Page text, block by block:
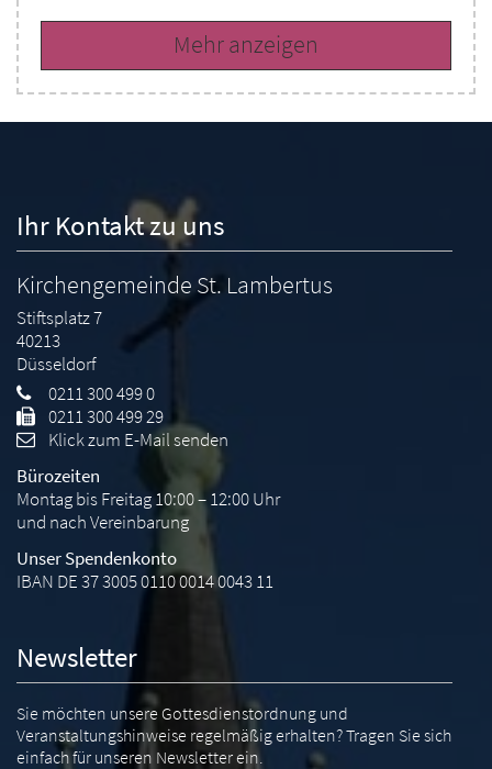
Mehr anzeigen
Ihr Kontakt zu uns
Kirchengemeinde St. Lambertus
Stiftsplatz 7
40213
Düsseldorf
0211 300 499 0
0211 300 499 29
Klick zum E-Mail senden
Bürozeiten
Montag bis Freitag 10:00 – 12:00 Uhr
und nach Vereinbarung
Unser Spendenkonto
IBAN DE 37 3005 0110 0014 0043 11
Newsletter
Sie möchten unsere Gottesdienstordnung und
Veranstaltungshinweise regelmäßig erhalten? Tragen Sie sich
einfach für unseren Newsletter ein.